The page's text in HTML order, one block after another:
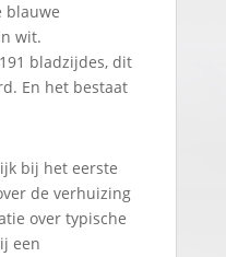
blauwe
wit.
bladzijdes, dit
En het bestaat
bij het eerste
de verhuizing
over typische
een